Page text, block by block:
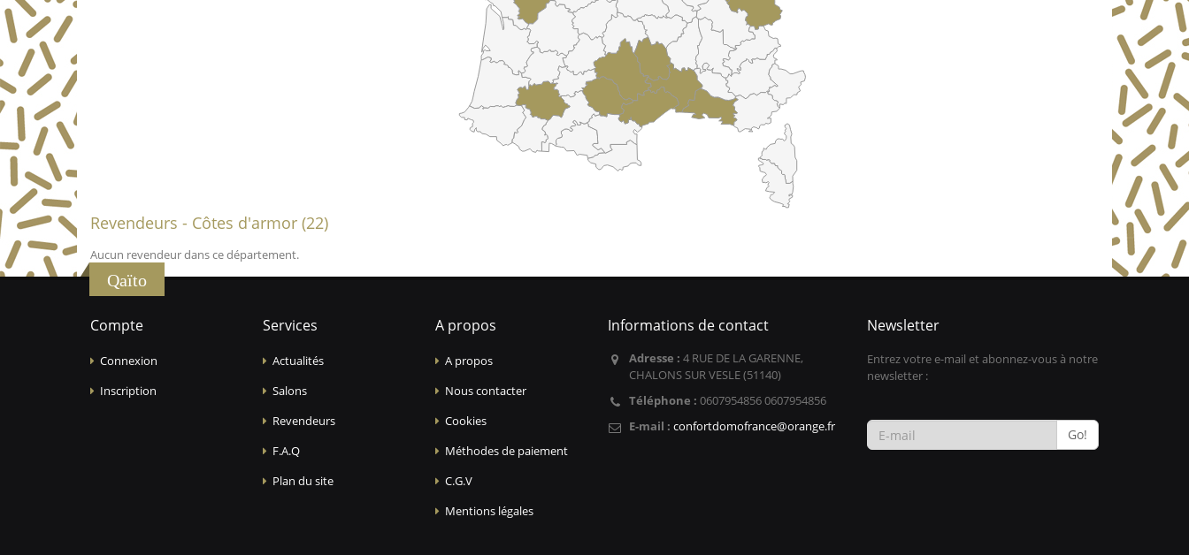
Revendeurs - Côtes d'armor (22)
Aucun revendeur dans ce département.
Qaïto
Compte
Connexion
Inscription
Services
Actualités
Salons
Revendeurs
F.A.Q
Plan du site
A propos
A propos
Nous contacter
Cookies
Méthodes de paiement
C.G.V
Mentions légales
Informations de contact
Adresse : 4 RUE DE LA GARENNE,
CHALONS SUR VESLE (51140)
Téléphone : 0607954856 0607954856
E-mail : confortdomofrance@orange.fr
Newsletter
Entrez votre e-mail et abonnez-vous à notre
newsletter :
Go!